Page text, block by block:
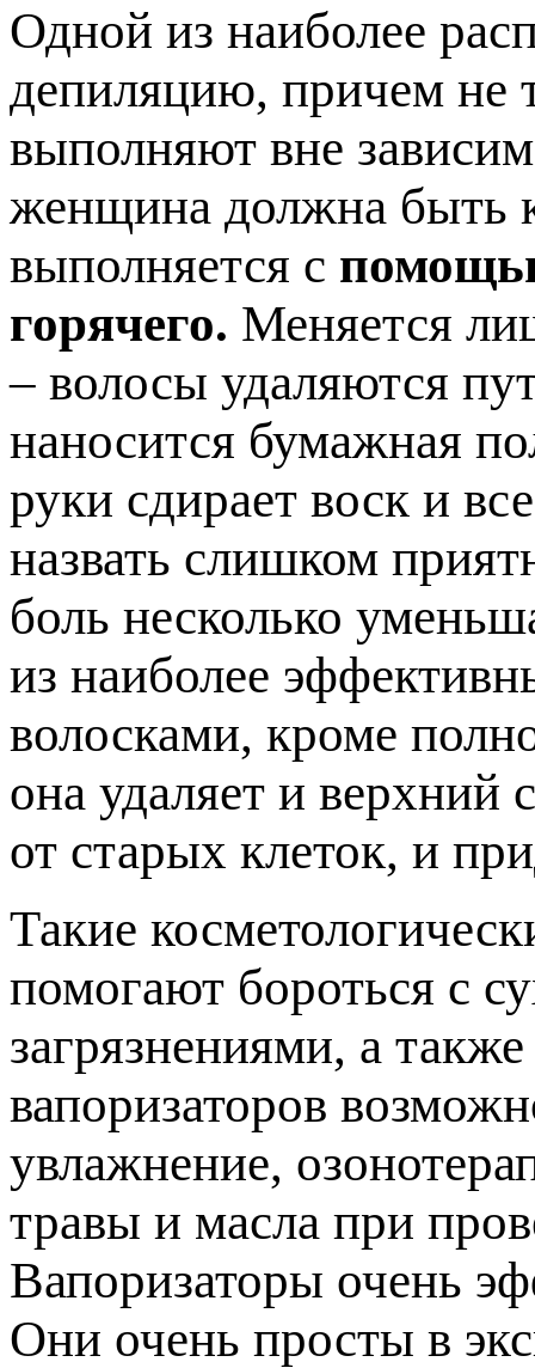
Одной из наиболее
депиляцию, причем не
выполняют вне
женщина должна быть
выполняется с
горячего. Меняется
– волосы удаляются
наносится бумажная
руки сдирает воск и
назвать слишком
боль несколько
из наиболее
волосками, кроме
она удаляет и верхний
от старых клеток, и
Такие
помогают бороться с
загрязнениями, а
вапоризаторов
увлажнение,
травы и масла при
Вапоризаторы очень
Они очень просты в